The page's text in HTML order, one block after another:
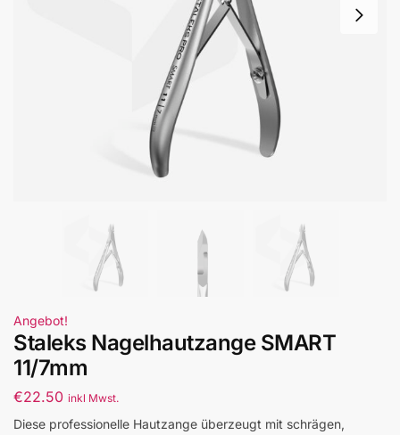
Angebot!
Staleks Nagelhautzange SMART
11/7mm
€22.50 inkl Mwst.
Diese professionelle Hautzange überzeugt mit schrägen,